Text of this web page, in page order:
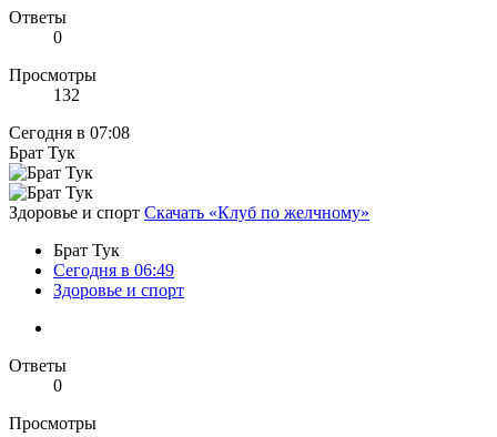
Ответы
0
Просмотры
132
Сегодня в 07:08
Брат Тук
Здоровье и спорт Скачать «Клуб по желчному»
Брат Тук
Сегодня в 06:49
Здоровье и спорт
Ответы
0
Просмотры